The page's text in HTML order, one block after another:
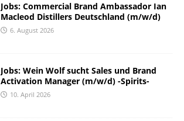
Jobs: Commercial Brand Ambassador Ian
Macleod Distillers Deutschland (m/w/d)
6. August 2026
Jobs: Wein Wolf sucht Sales und Brand
Activation Manager (m/w/d) -Spirits-
10. April 2026